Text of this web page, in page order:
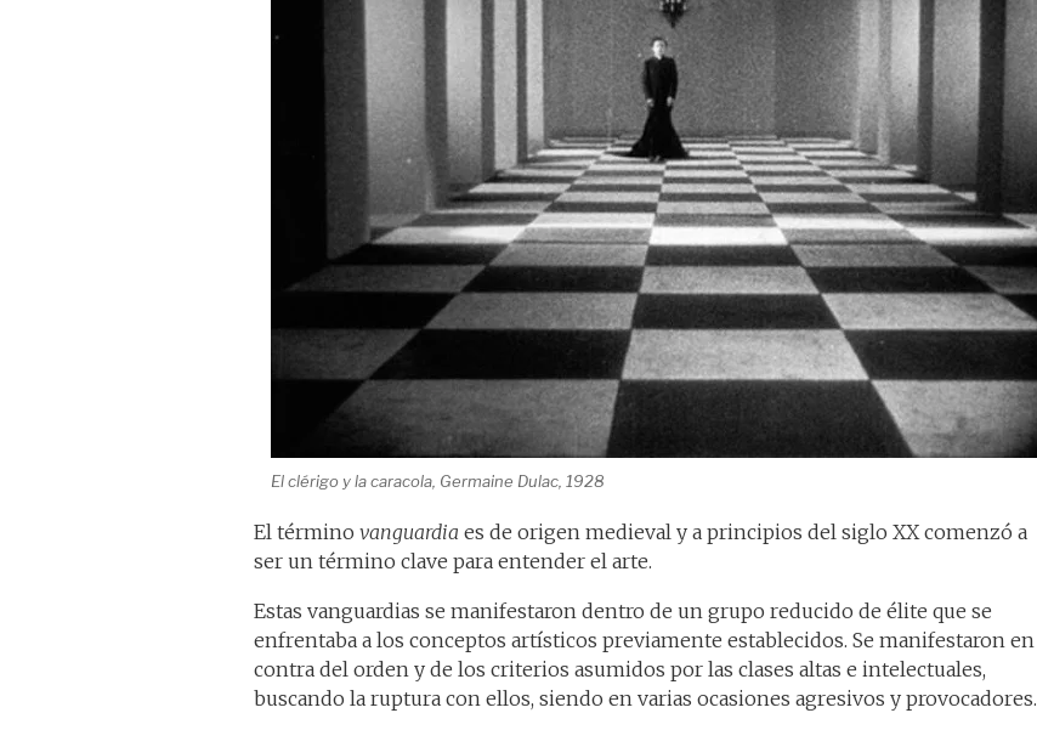
El clérigo y la caracola, Germaine Dulac, 1928
El término vanguardia es de origen medieval y a principios del siglo XX comenzó a
ser un término clave para entender el arte.
Estas vanguardias se manifestaron dentro de un grupo reducido de élite que se
enfrentaba a los conceptos artísticos previamente establecidos. Se manifestaron en
contra del orden y de los criterios asumidos por las clases altas e intelectuales,
buscando la ruptura con ellos, siendo en varias ocasiones agresivos y provocadores.